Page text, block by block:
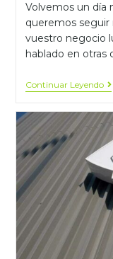
Volvemos un día
queremos seguir
vuestro negocio
hablado en otras
Continuar Leyendo